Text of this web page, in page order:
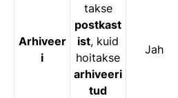
Arhiveer
i
takse
postkast
ist, kuid
hoitakse
arhiveeri
tud
Jah